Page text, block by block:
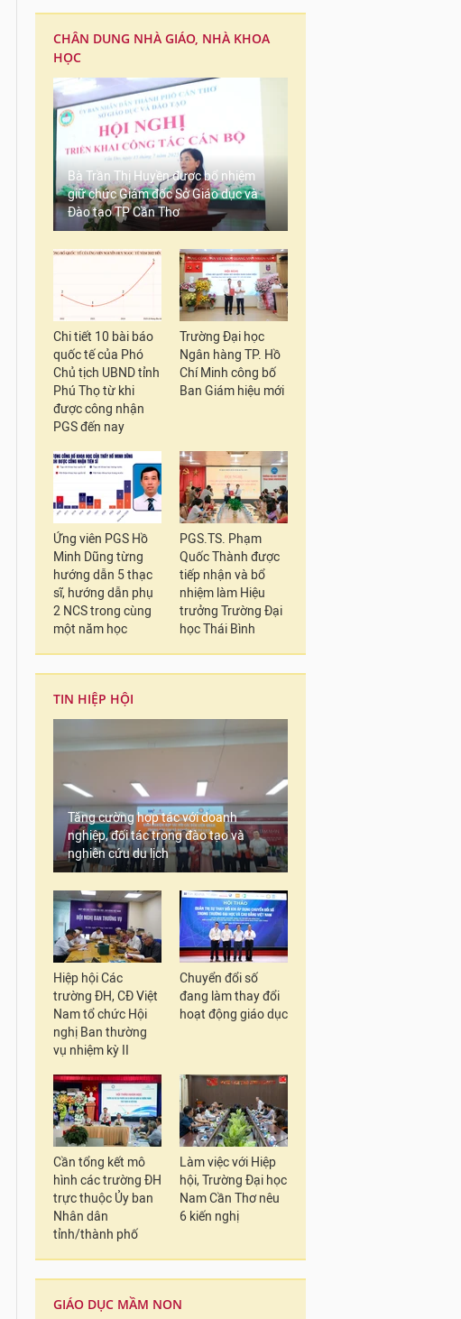
CHÂN DUNG NHÀ GIÁO, NHÀ KHOA
HỌC
Bà Trần Thị Huyền được bổ nhiệm
giữ chức Giám đốc Sở Giáo dục và
Đào tạo TP Cần Thơ
Chi tiết 10 bài báo
quốc tế của Phó
Chủ tịch UBND tỉnh
Phú Thọ từ khi
được công nhận
PGS đến nay
Trường Đại học
Ngân hàng TP. Hồ
Chí Minh công bố
Ban Giám hiệu mới
Ứng viên PGS Hồ
Minh Dũng từng
hướng dẫn 5 thạc
sĩ, hướng dẫn phụ
2 NCS trong cùng
một năm học
PGS.TS. Phạm
Quốc Thành được
tiếp nhận và bổ
nhiệm làm Hiệu
trưởng Trường Đại
học Thái Bình
TIN HIỆP HỘI
Tăng cường hợp tác với doanh
nghiệp, đối tác trong đào tạo và
nghiên cứu du lịch
Hiệp hội Các
trường ĐH, CĐ Việt
Nam tổ chức Hội
nghị Ban thường
vụ nhiệm kỳ II
Chuyển đổi số
đang làm thay đổi
hoạt động giáo dục
Cần tổng kết mô
hình các trường ĐH
trực thuộc Ủy ban
Nhân dân
tỉnh/thành phố
Làm việc với Hiệp
hội, Trường Đại học
Nam Cần Thơ nêu
6 kiến nghị
GIÁO DỤC MẦM NON